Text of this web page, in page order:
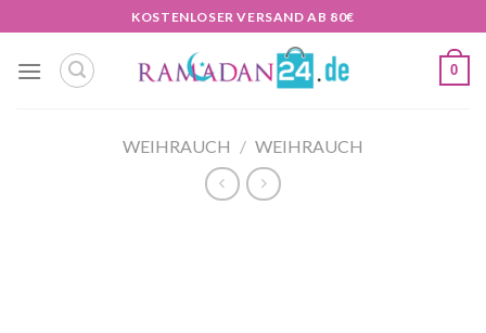
Inhalt
springen
KOSTENLOSER VERSAND AB 80€
0
WEIHRAUCH / WEIHRAUCH